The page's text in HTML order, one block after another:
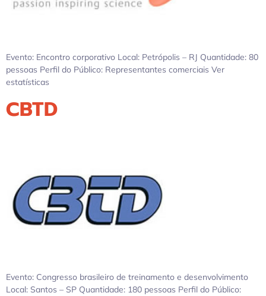
Evento: Encontro corporativo Local: Petrópolis – RJ Quantidade: 80
pessoas Perfil do Público: Representantes comerciais Ver
estatísticas
CBTD
Evento: Congresso brasileiro de treinamento e desenvolvimento
Local: Santos – SP Quantidade: 180 pessoas Perfil do Público: